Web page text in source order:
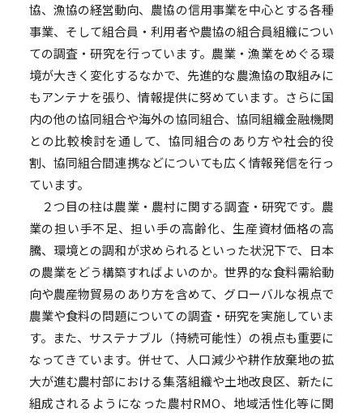
協、漁協の経営動向、農協の信用事業を中心とする各種
事業、そして組合員・利用者や農協の組合員組織につい
ての調査・研究を行っています。農業・漁業をめぐる環
境が大きく変化するなかで、先進的な農漁協の取組みに
もアンテナを張り、情報提供に努めています。さらに国
内の他の協同組合や海外の協同組合、協同組織金融機関
との比較検討を通して、協同組合のあり方や社会的役
割、協同組合間連携などについても広く情報発信を行っ
ています。
２つ目の柱は農業・農村に関する調査・研究です。農
業の担い手不足、担い手の高齢化、生産資材価格の高
騰、環境との調和が求められるといった状況下で、日本
の農業をどう構築すればよいのか。世界的な食料需給動
向や農産物貿易のあり方を含めて、グローバルな視点で
農業や食料の問題についての調査・研究を実施していま
す。また、サステナブル（持続可能性）の視点も重要に
なってきています。併せて、人口減少や耕作放棄地の拡
大が進む農村部における集落組織や土地改良区、新たに
組成されるようになった農村RMO、地域活性化等に関